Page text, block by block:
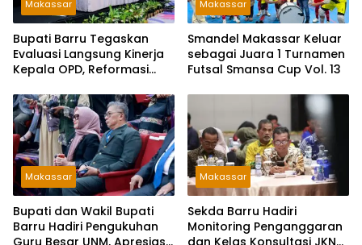
Makassar
Bupati Barru Tegaskan
Evaluasi Langsung Kinerja
Kepala OPD, Reformasi
Makassar
Smandel Makassar Keluar
sebagai Juara 1 Turnamen
Futsal Smansa Cup Vol. 13
Makassar
Bupati dan Wakil Bupati
Barru Hadiri Pengukuhan
Guru Besar UNM, Apresiasi
Makassar
Sekda Barru Hadiri
Monitoring Penganggaran
dan Kelas Konsultasi JKN